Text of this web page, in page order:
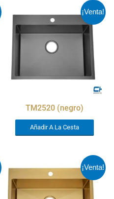
¡Venta!
TM2520 (negro)
Añadir A La Cesta
¡Venta!